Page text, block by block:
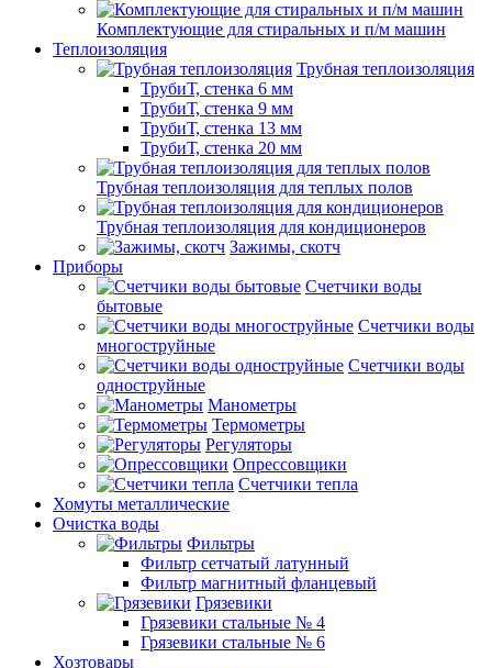
Комплектующие для стиральных и п/м машин
Теплоизоляция
Трубная теплоизоляция
ТрубиТ, стенка 6 мм
ТрубиТ, стенка 9 мм
ТрубиТ, стенка 13 мм
ТрубиТ, стенка 20 мм
Трубная теплоизоляция для теплых полов
Трубная теплоизоляция для кондиционеров
Зажимы, скотч
Приборы
Счетчики воды
бытовые
Счетчики воды
многоструйные
Счетчики воды
одноструйные
Манометры
Термометры
Регуляторы
Опрессовщики
Счетчики тепла
Хомуты металлические
Очистка воды
Фильтры
Фильтр сетчатый латунный
Фильтр магнитный фланцевый
Грязевики
Грязевики стальные № 4
Грязевики стальные № 6
Хозтовары